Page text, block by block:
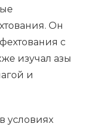
Он
с
изучал азы
и
условиях